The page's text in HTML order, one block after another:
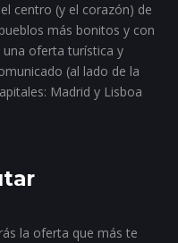
centro (y el corazón) de
más bonitos y con
una oferta turística y
(al lado de la
Madrid y Lisboa
la oferta que más te